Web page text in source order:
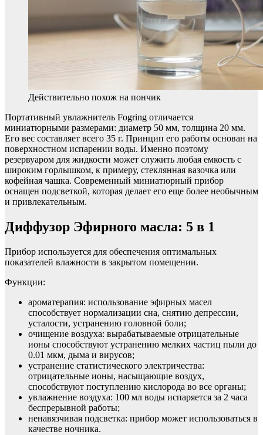
Действительно похож на пончик
Портативный увлажнитель Fogring отличается
миниатюрными размерами: диаметр 50 мм, толщина 20 мм.
Его вес составляет всего 35 г. Принцип его работы основан на
поверхностном испарении воды. Именно поэтому
резервуаром для жидкости может служить любая емкость с
широким горлышком, к примеру, стеклянная вазочка или
кофейная чашка. Современный миниатюрный прибор
оснащен подсветкой, которая делает его еще более необычным
и привлекательным.
Диффузор Эфирного масла: 5 в 1
Прибор используется для обеспечения оптимальных
показателей влажности в закрытом помещении.
Функции:
ароматерапия: использование эфирных масел
способствует нормализации сна, снятию депрессии,
усталости, устранению головной боли;
очищение воздуха: вырабатываемые отрицательные
ионы способствуют устранению мелких частиц пыли до
0.01 мкм, дыма и вирусов;
устранение статистического электричества:
отрицательные ионы, насыщающие воздух,
способствуют поступлению кислорода во все органы;
увлажнение воздуха: 100 мл воды испаряется за 2 часа
беспрерывной работы;
ненавязчивая подсветка: прибор может использоваться в
качестве ночника.